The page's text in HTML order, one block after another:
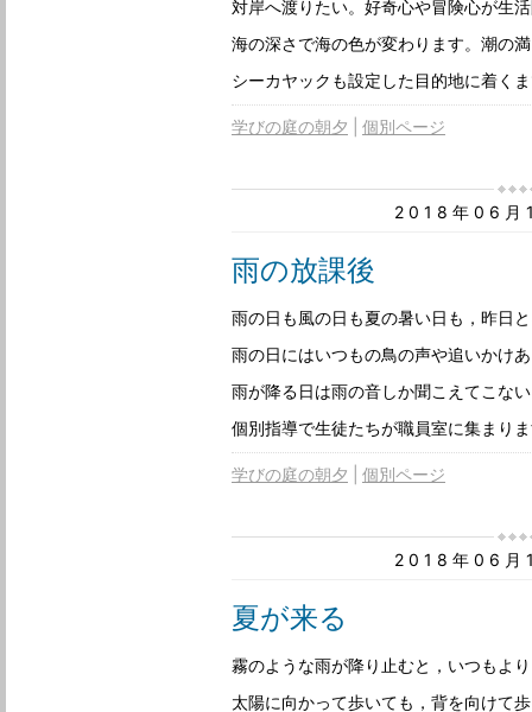
対岸へ渡りたい。好奇心や冒険心が生
海の深さで海の色が変わります。潮の
シーカヤックも設定した目的地に着く
学びの庭の朝夕 個別ページ
2018年06月
雨の放課後
雨の日も風の日も夏の暑い日も，昨日
雨の日にはいつもの鳥の声や追いかけ
雨が降る日は雨の音しか聞こえてこな
個別指導で生徒たちが職員室に集まり
学びの庭の朝夕 個別ページ
2018年06月
夏が来る
霧のような雨が降り止むと，いつもよ
太陽に向かって歩いても，背を向けて